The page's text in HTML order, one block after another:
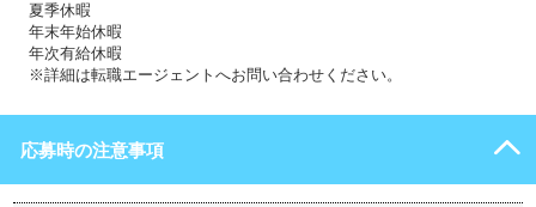
夏季休暇
年末年始休暇
年次有給休暇
※詳細は転職エージェントへお問い合わせください。
応募時の注意事項